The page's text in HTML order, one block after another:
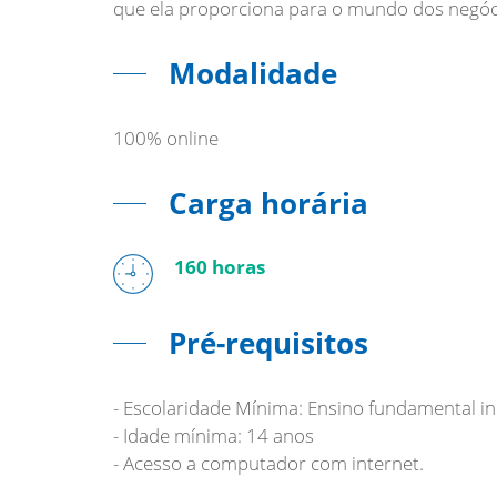
Modalidade
100% online
Carga horária
160 horas
Pré-requisitos
- Escolaridade Mínima: Ensino fundamental
- Idade mínima: 14 anos
- Acesso a computador com internet.